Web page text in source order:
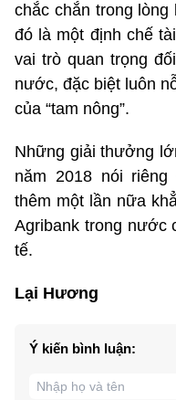
chắc chắn trong lòng
đó là một định chế
vai trò quan trọng
nước, đặc biệt luôn
của “tam nông”.
Những giải thưởng
năm 2018 nói
thêm một lần nữa
Agribank trong nước
tế.
Lại Hương
Ý kiến bình luận: